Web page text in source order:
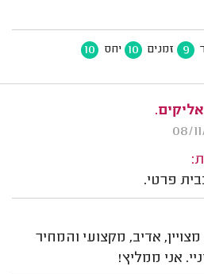
9 זמנים 10 יחס 10
פרטי.
אדיב, מקצועי והמחיר
אני ממליץ!